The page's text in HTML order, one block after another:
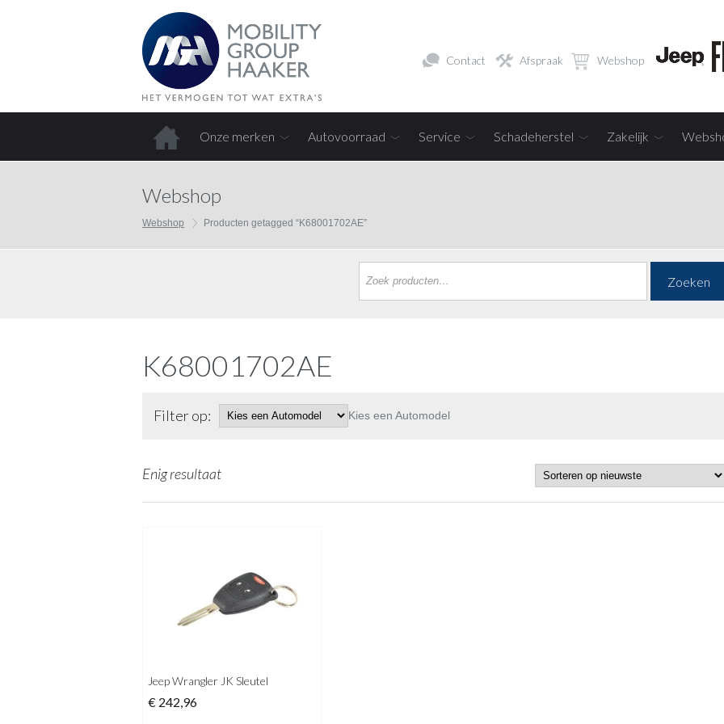
Contact Afspraak Webshop
Onze merken Autovoorraad Service Schadeherstel Zakelijk
Webshop
Webshop Producten getagged “K68001702AE”
Zoeken
K68001702AE
Filter op: Kies een Automodel
Enig resultaat
Jeep Wrangler JK Sleutel
€ 242,96